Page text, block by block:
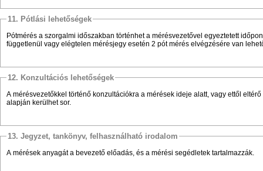
11. Pótlási lehetőségek
Pótmérés a szorgalmi időszakban történhet a mérésvezetővel egyeztetett
függetlenül vagy elégtelen mérésjegy esetén 2 pót mérés elvégzésére van
12. Konzultációs lehetőségek
A mérésvezetőkkel történő konzultációkra a mérések ideje alatt, vagy ettől
alapján kerülhet sor.
13. Jegyzet, tankönyv, felhasználható irodalom
A mérések anyagát a bevezető előadás, és a mérési segédletek tartalmazzák.